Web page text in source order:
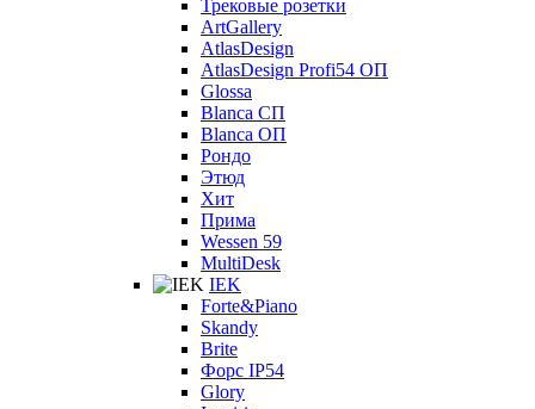
Трековые розетки
ArtGallery
AtlasDesign
AtlasDesign Profi54 ОП
Glossa
Blanca СП
Blanca ОП
Рондо
Этюд
Хит
Прима
Wessen 59
MultiDesk
IEK
Forte&Piano
Skandy
Brite
Форс IP54
Glory